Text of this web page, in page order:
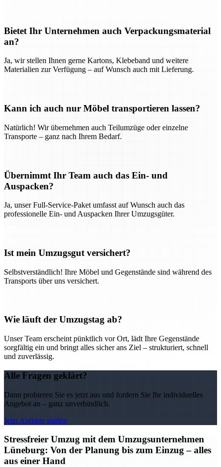
Bietet Ihr Unternehmen auch Verpackungsmaterial
an?
Ja, wir stellen Ihnen gerne Kartons, Klebeband und weitere
Materialien zur Verfügung – auf Wunsch auch mit Lieferung.
Kann ich auch nur Möbel transportieren lassen?
Natürlich! Wir übernehmen auch Teilumzüge oder einzelne
Transporte – ganz nach Ihrem Bedarf.
Übernimmt Ihr Team auch das Ein- und
Auspacken?
Ja, unser Full-Service-Paket umfasst auf Wunsch auch das
professionelle Ein- und Auspacken Ihrer Umzugsgüter.
Ist mein Umzugsgut versichert?
Selbstverständlich! Ihre Möbel und Gegenstände sind während des
Transports über uns versichert.
Wie läuft der Umzugstag ab?
Unser Team erscheint pünktlich vor Ort, lädt Ihre Gegenstände
sorgfältig ein und bringt alles sicher ans Ziel – strukturiert, schnell
und zuverlässig.
Alle Fragen geklärt?
Dann probieren Sie es jetzt aus und fordern Sie Ihr individuelles
Angebot an – ganz unverbindlich.
Jetzt Anfrage starten
Stressfreier Umzug mit dem Umzugsunternehmen
Lüneburg: Von der Planung bis zum Einzug – alles
aus einer Hand